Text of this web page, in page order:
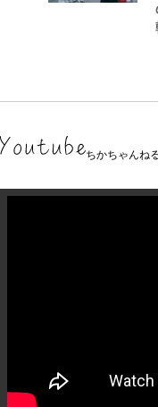
ちかちゃんね